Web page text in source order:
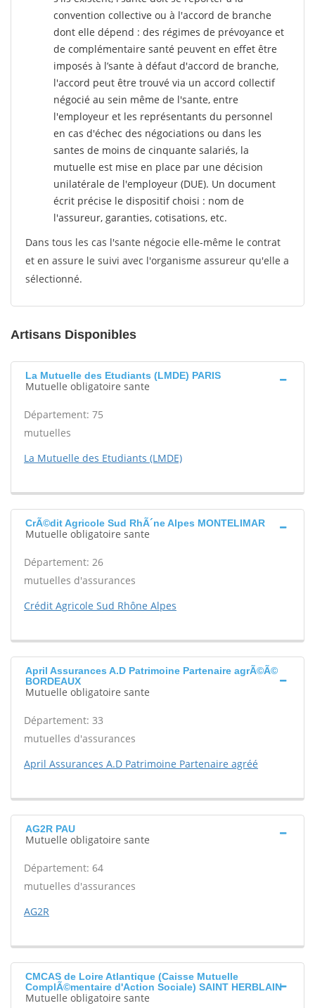
convention collective ou à l'accord de branche
dont elle dépend : des régimes de prévoyance et
de complémentaire santé peuvent en effet être
imposés à l’sante à défaut d'accord de branche,
l'accord peut être trouvé via un accord collectif
négocié au sein même de l'sante, entre
l'employeur et les représentants du personnel
en cas d'échec des négociations ou dans les
santes de moins de cinquante salariés, la
mutuelle est mise en place par une décision
unilatérale de l'employeur (DUE). Un document
écrit précise le dispositif choisi : nom de
l'assureur, garanties, cotisations, etc.
Dans tous les cas l'sante négocie elle-même le contrat
et en assure le suivi avec l'organisme assureur qu'elle a
sélectionné.
Artisans Disponibles
La Mutuelle des Etudiants (LMDE) PARIS
Mutuelle obligatoire sante
Département: 75
mutuelles
La Mutuelle des Etudiants (LMDE)
CrÃ©dit Agricole Sud RhÃ´ne Alpes MONTELIMAR
Mutuelle obligatoire sante
Département: 26
mutuelles d'assurances
Crédit Agricole Sud Rhône Alpes
April Assurances A.D Patrimoine Partenaire agrÃ©Ã©
BORDEAUX
Mutuelle obligatoire sante
Département: 33
mutuelles d'assurances
April Assurances A.D Patrimoine Partenaire agréé
AG2R PAU
Mutuelle obligatoire sante
Département: 64
mutuelles d'assurances
AG2R
CMCAS de Loire Atlantique (Caisse Mutuelle
ComplÃ©mentaire d'Action Sociale) SAINT HERBLAIN
Mutuelle obligatoire sante